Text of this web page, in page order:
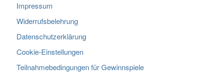
Impressum
Widerrufsbelehrung
Datenschutzerklärung
Cookie-Einstellungen
Teilnahmebedingungen für Gewinnspiele